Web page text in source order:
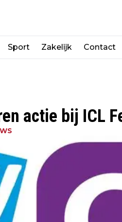
Sport Zakelijk Contact
actie bij ICL